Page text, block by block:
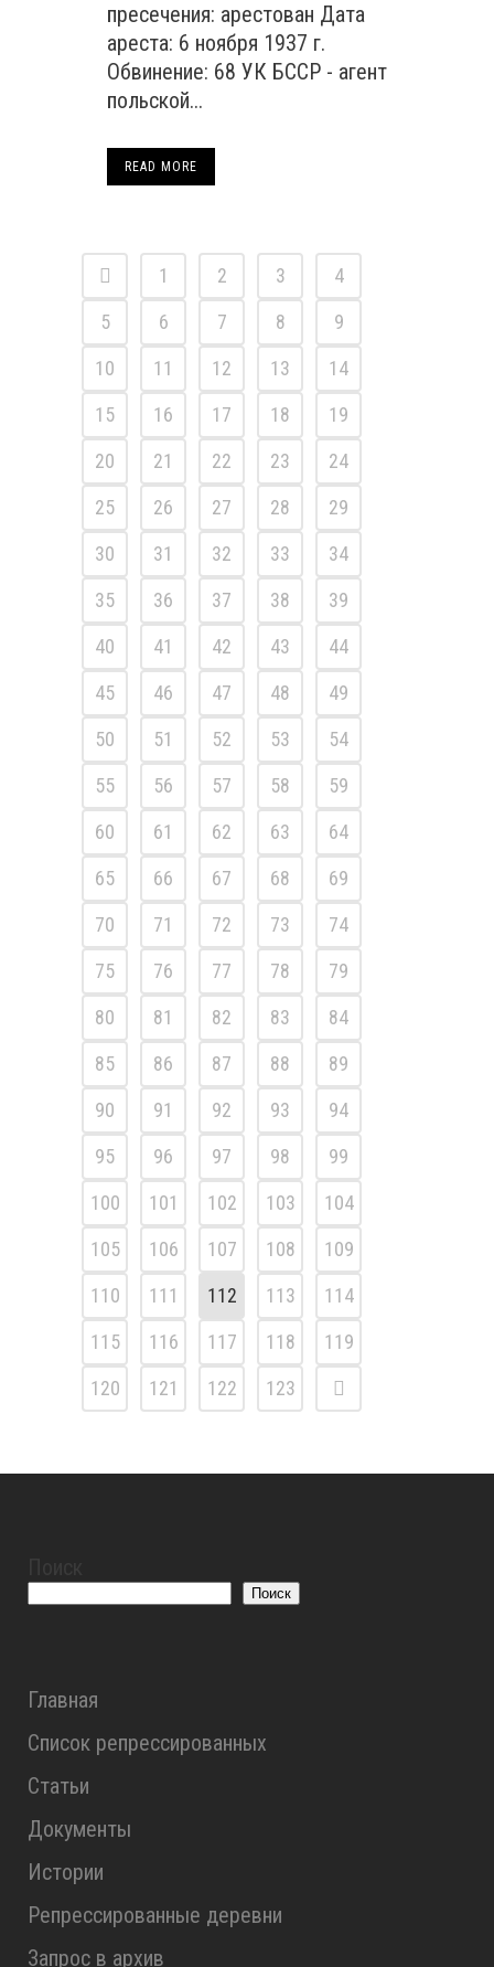
пресечения: арестован Дата
ареста: 6 ноября 1937 г.
Обвинение: 68 УК БССР - агент
польской...
READ MORE
1 2 3
4
5
6 7 8
9
10
11 12 13
14
15
16 17 18
19
20
21 22 23
24
25
26 27 28
29
30
31 32 33
34
35
36 37 38
39
40
41 42 43
44
45
46 47 48
49
50
51 52 53
54
55
56 57 58
59
60
61 62 63
64
65
66 67 68
69
70
71 72 73
74
75
76 77 78
79
80
81 82 83
84
85
86 87 88
89
90
91 92 93
94
95
96 97 98
99
100
101 102 103
104
105
106 107 108
109
110
111 112 113
114
115
116 117 118
119
120
121 122 123
Поиск
Главная
Список репрессированных
Статьи
Документы
Истории
Репрессированные деревни
Запрос в архив